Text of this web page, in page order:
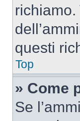
questi
Top
» Come
Se